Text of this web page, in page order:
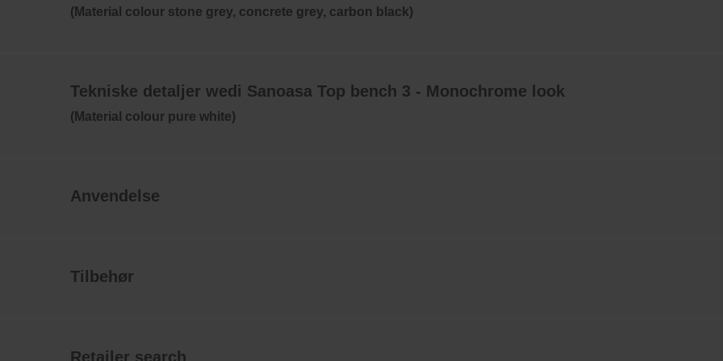
(Material colour stone grey, concrete grey, carbon black)
Tekniske detaljer wedi Sanoasa Top bench 3 - Monochrome look
(Material colour pure white)
Anvendelse
Tilbehør
Retailer search